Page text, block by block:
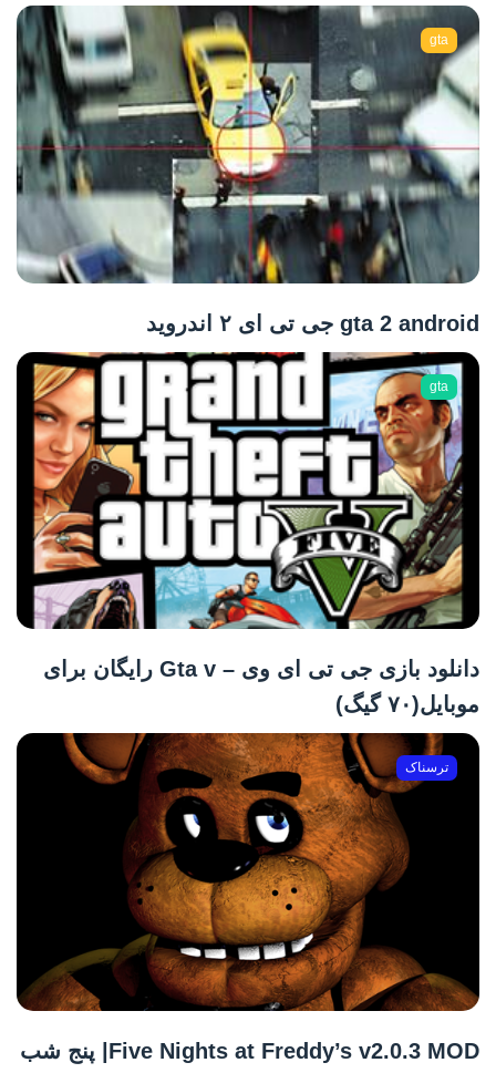
gta
gta 2 android جی تی ای ۲ اندروید
gta
دانلود بازی جی تی ای وی – Gta v رایگان برای
موبایل(۷۰ گیگ)
ترسناک
Five Nights at Freddy’s v2.0.3 MOD| پنج شب